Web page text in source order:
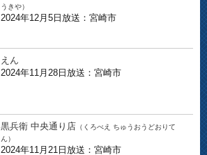
うきや）
2024年12月5日放送：宮崎市
えん
2024年11月28日放送：宮崎市
黒兵衛 中央通り店 （くろべえ ちゅうおうどおりて
ん）
2024年11月21日放送：宮崎市